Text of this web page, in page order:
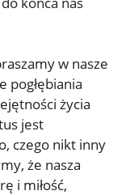
w nasze
pogłębiania
życia
jest
czego nikt inny
że nasza
i miłość,